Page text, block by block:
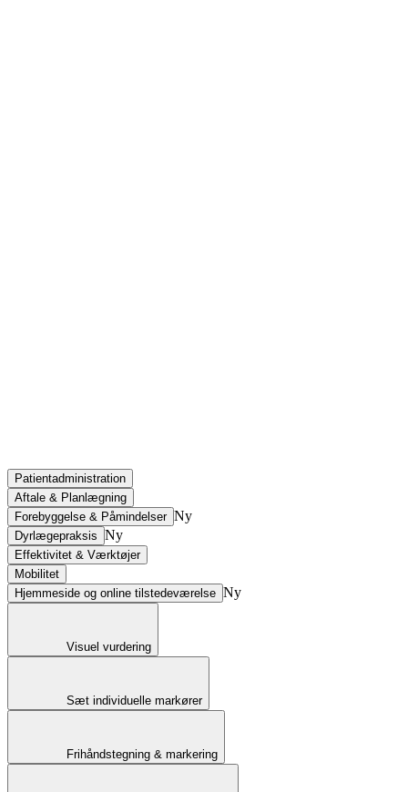
Patientadministration
Aftale & Planlægning
Forebyggelse & Påmindelser Ny
Dyrlægepraksis Ny
Effektivitet & Værktøjer
Mobilitet
Hjemmeside og online tilstedeværelse Ny
Visuel vurdering
Sæt individuelle markører
Frihåndstegning & markering